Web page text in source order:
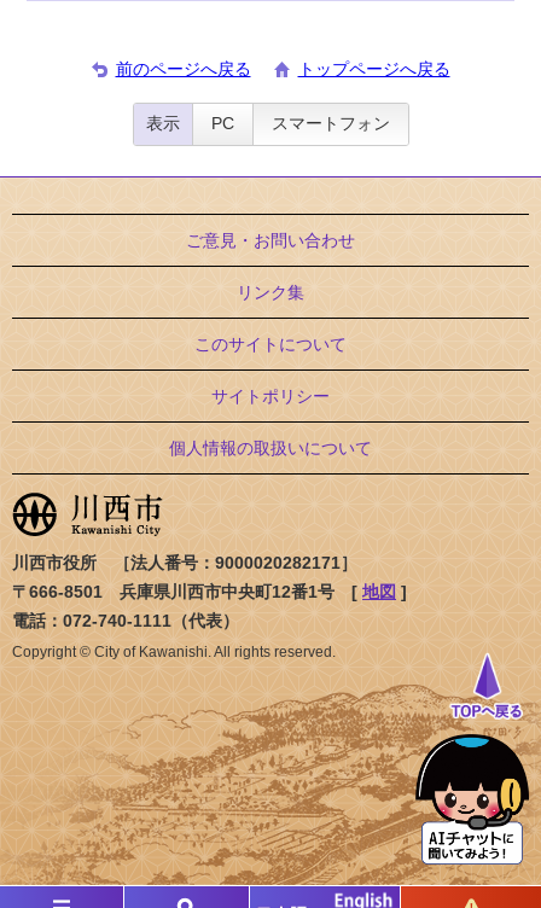
前のページへ戻る トップページへ戻る
表示 PC スマートフォン
ご意見・お問い合わせ
リンク集
このサイトについて
サイトポリシー
個人情報の取扱いについて
川西市役所 ［法人番号：9000020282171］
〒666-8501 兵庫県川西市中央町12番1号 [ 地図 ]
電話：072-740-1111（代表）
Copyright © City of Kawanishi. All rights reserved.